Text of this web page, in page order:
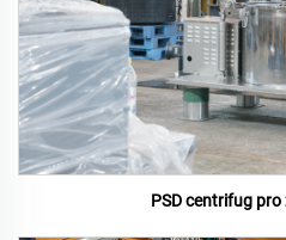
PSD centrifug